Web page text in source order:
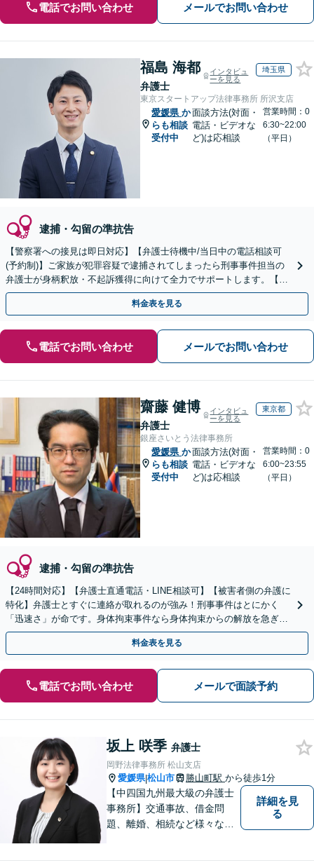
電話でお問い合わせ メールでお問い合わせ
福島 海都
弁護士
インタビュ
ーを見る
埼玉県
東京スタートアップ法律事務所 所沢支店
愛媛県 か
らも相談
受付中
面談方法(対面・
電話・ビデオな
ど)は応相談
営業時間：0
6:30~22:00
（平日）
逮捕・勾留の準抗告
【警察署への接見は即日対応】【弁護士待機中/当日中の電話相談可
(予約制)】ご家族が犯罪容疑で逮捕されてしまったら刑事事件担当の
弁護士が身柄釈放・不起訴獲得に向けて全力でサポートします。【毎
月100名以上の相談実績】【全国対応】
料金表を見る
電話でお問い合わせ メールでお問い合わせ
齋藤 健博
弁護士
インタビュ
ーを見る
東京都
銀座さいとう法律事務所
愛媛県 か
らも相談
受付中
面談方法(対面・
電話・ビデオな
ど)は応相談
営業時間：0
6:00~23:55
（平日）
逮捕・勾留の準抗告
【24時間対応】【弁護士直通電話・LINE相談可】【被害者側の弁護に
特化】弁護士とすぐに連絡が取れるのが強み！刑事事件はとにかく
「迅速さ」が命です。身体拘束事件なら身体拘束からの解放を急ぎま
す。示談交渉はお任せください。
料金表を見る
電話でお問い合わせ メールで面談予約
坂上 咲季 弁護士
岡野法律事務所 松山支店
愛媛県|松山市 勝山町駅 から徒歩1分
【中四国九州最大級の弁護士
事務所】交通事故、借金問
題、離婚、相続など様々な問
詳細を見
る